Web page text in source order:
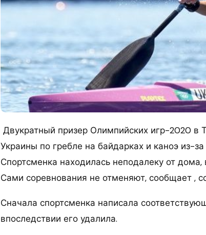
Двукратный призер Олимпийских игр-2020 в
Украины по гребле на байдарках и каноэ из-
Спортсменка находилась неподалеку от дома,
Сами соревнования не отменяют, сообщает ,
Сначала спортсменка написала
впоследствии его удалила.